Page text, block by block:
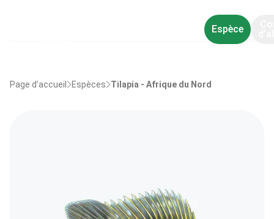
Espèce
Page d’accueil Espèces Tilapia - Afrique du Nord